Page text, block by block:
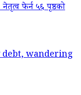
फेर्न ५६ पृष्ठको
wandering